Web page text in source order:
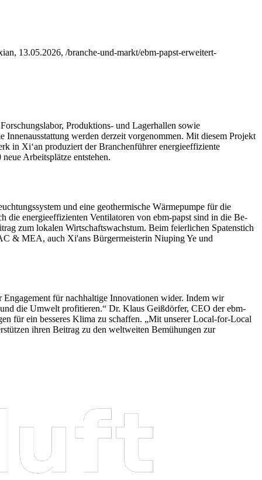
13.05.2026, /branche-und-markt/ebm-papst-erweitert-
Produktions- und Lagerhallen sowie
Innenausstattung werden derzeit vorgenommen. Mit diesem Projekt
in Xi‘an produziert der Branchenführer energieeffiziente
Arbeitsplätze entstehen.
und eine geothermische Wärmepumpe für die
die energieeffizienten Ventilatoren von ebm-papst sind in die Be-
zum lokalen Wirtschaftswachstum. Beim feierlichen Spatenstich
& MEA, auch Xi'ans Bürgermeisterin Niuping Ye und
Engagement für nachhaltige Innovationen wider. Indem wir
die Umwelt profitieren.“ Dr. Klaus Geißdörfer, CEO der ebm-
für ein besseres Klima zu schaffen. „Mit unserer Local-for-Local
ihren Beitrag zu den weltweiten Bemühungen zur